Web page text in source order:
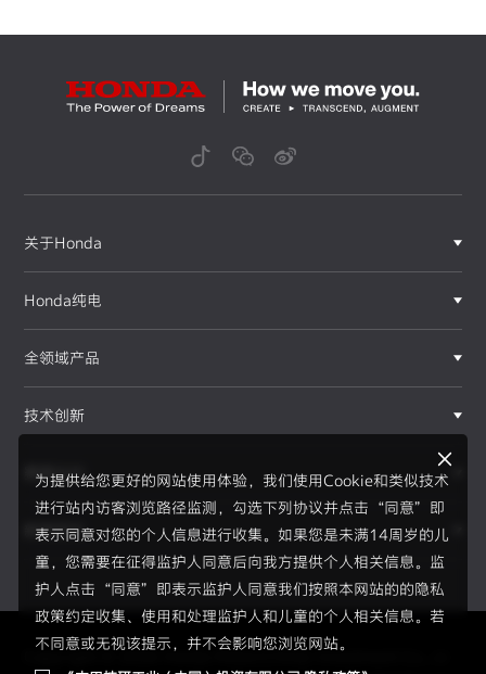
为提供给您更好的网站使用体验，我们使用Cookie和类似技术
进行站内访客浏览路径监测，勾选下列协议并点击“同意”即
表示同意对您的个人信息进行收集。如果您是未满14周岁的儿
童，您需要在征得监护人同意后向我方提供个人相关信息。监
护人点击“同意”即表示监护人同意我们按照本网站的的隐私
政策约定收集、使用和处理监护人和儿童的个人相关信息。若
不同意或无视该提示，并不会影响您浏览网站。
关于Honda
Honda纯电
全领域产品
技术创新
赛事运动
新闻资讯
Copyright © 2026 Honda Motor(China) Investment Co., Lt
F1®赛事